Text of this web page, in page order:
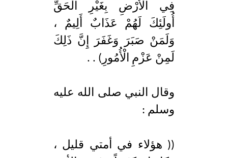
فِي الْأَرْضِ بِغَيْرِ الْحَقِّ
أُولَئِكَ لَهُمْ عَذَابٌ أَلِيمٌ ،
وَلَمَنْ صَبَرَ وَغَفَرَ إِنَّ ذَلِكَ
لَمِنْ عَزْمِ الْأُمُورِ) . .
وقال النبي صلى الله عليه
وسلم :
(( هؤلاء في أمتي قليل ،